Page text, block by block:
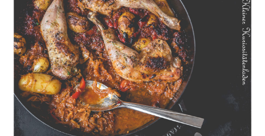
Geschmorte Hähnchenschenkel auf Paprikakraut und kleinen